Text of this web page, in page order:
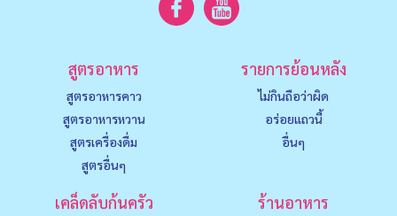
สูตรอาหาร
สูตรอาหารคาว
สูตรอาหารหวาน
สูตรเครื่องดื่ม
สูตรอื่นๆ
รายการย้อนหลัง
ไม่กินถือว่าผิด
อร่อยแถวนี้
อื่นๆ
เคล็ดลับก้นครัว ร้านอาหาร